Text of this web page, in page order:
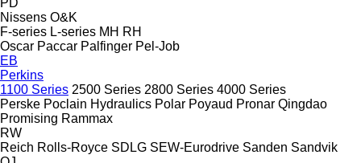
Nissens O&K
F-series L-series MH RH
Oscar Paccar Palfinger Pel-Job
EB
Perkins
1100 Series 2500 Series 2800 Series 4000 Series
Perske Poclain Hydraulics Polar Poyaud Pronar Qingdao
Promising Rammax
RW
Reich Rolls-Royce SDLG SEW-Eurodrive Sanden Sandvik